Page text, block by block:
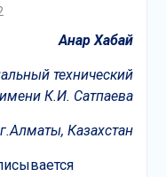
Анар Хабай
технический
К.И. Сатпаева
г.Алматы, Казахстан